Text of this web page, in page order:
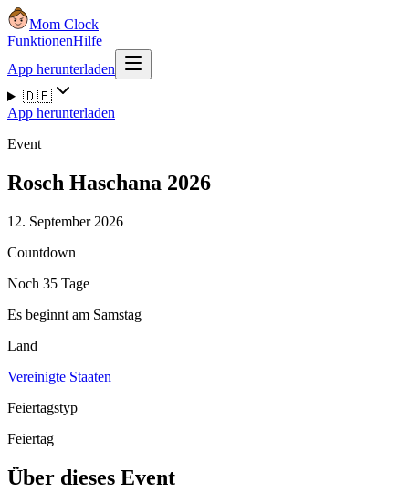
Mom Clock
FunktionenHilfe
App herunterladen
🇩🇪
App herunterladen
Event
Rosch Haschana 2026
12. September 2026
Countdown
Noch 35 Tage
Es beginnt am Samstag
Land
Vereinigte Staaten
Feiertagstyp
Feiertag
Über dieses Event